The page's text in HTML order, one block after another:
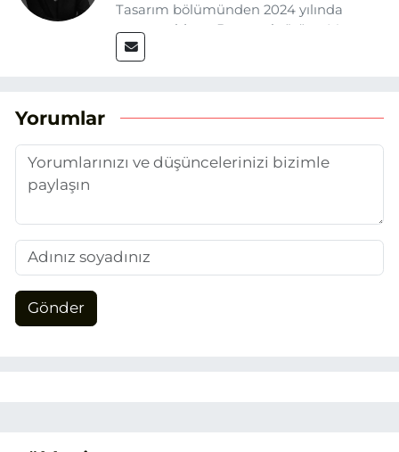
Tasarım bölümünden 2024 yılında
mezun oldum. Basın sektörüne Mayıs
2025’te Eskişehir Haber Ajansı ile adım
aktarmayı hedefliyorum.
Yorumlar
Gönder